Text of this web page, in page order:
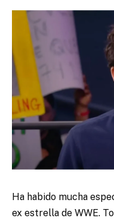
Ha habido mucha
ex estrella de WWE.